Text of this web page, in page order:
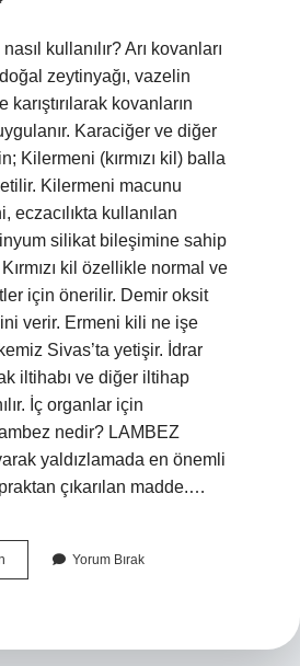
kullanılır? Arı kovanları
doğal zeytinyağı, vazelin
kovanların
Karaciğer ve diğer
Kilermeni (kırmızı kil) balla
Kilermeni macunu
eczacılıkta kullanılan
silikat bileşimine sahip
Kırmızı kil özellikle normal ve
için önerilir. Demir oksit
verir. Ermeni kili ne işe
Sivas’ta yetişir. İdrar
iltihabı ve diğer iltihap
İç organlar için
nedir? LAMBEZ
yaldızlamada en önemli
çıkarılan madde.…
Kilermeni
Nasil
Yorum Bırak